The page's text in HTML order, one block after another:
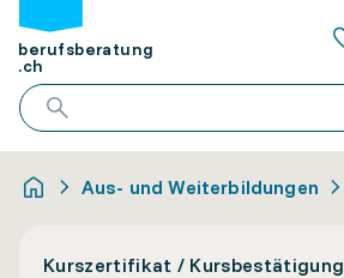
berufsberatung
.ch
Aus- und Weiterbildungen
Kurszertifikat / Kursbestätigung